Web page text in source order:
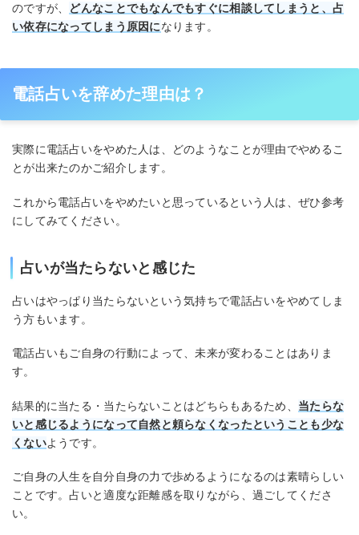
のですが、 どんなことでもなんでもすぐに相談してしまうと、占
い依存になってしまう原因になります。
電話占いを辞めた理由は？
実際に電話占いをやめた人は、どのようなことが理由でやめるこ
とが出来たのかご紹介します。
これから電話占いをやめたいと思っているという人は、ぜひ参考
にしてみてください。
占いが当たらないと感じた
占いはやっぱり当たらないという気持ちで電話占いをやめてしま
う方もいます。
電話占いもご自身の行動によって、未来が変わることはありま
す。
結果的に当たる・当たらないことはどちらもあるため、 当たらな
いと感じるようになって自然と頼らなくなったということも少な
くないようです。
ご自身の人生を自分自身の力で歩めるようになるのは素晴らしい
ことです。占いと適度な距離感を取りながら、過ごしてくださ
い。